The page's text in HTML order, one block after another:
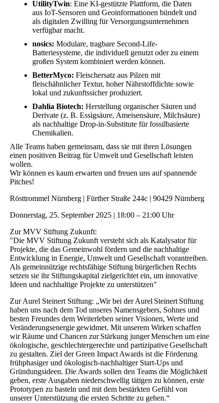
UtilityTwin: Eine KI-gestützte Plattform, die Daten
aus IoT-Sensoren und Geoinformationen bündelt und
als digitalen Zwilling für Versorgungsunternehmen
verfügbar macht.
nosics: Modulare, tragbare Second-Life-
Batteriesysteme, die individuell genutzt oder zu einem
großen System kombiniert werden können.
BetterMyco: Fleischersatz aus Pilzen mit
fleischähnlicher Textur, hoher Nährstoffdichte sowie
lokal und zukunftssicher produziert.
Dahlia Biotech: Herstellung organischer Säuren und
Derivate (z. B. Essigsäure, Ameisensäure, Milchsäure)
als nachhaltige Drop-in-Substitute für fossilbasierte
Chemikalien.
Alle Teams haben gemeinsam, dass sie mit ihren Lösungen
einen positiven Beitrag für Umwelt und Gesellschaft leisten
wollen.
Wir können es kaum erwarten und freuen uns auf spannende
Pitches!
Rösttrommel Nürnberg | Fürther Straße 244c | 90429 Nürnberg
Donnerstag, 25. September 2025 | 18:00 – 21:00 Uhr
Zur MVV Stiftung Zukunft:
"Die MVV Stiftung Zukunft versteht sich als Katalysator für
Projekte, die das Gemeinwohl fördern und die nachhaltige
Entwicklung in Energie, Umwelt und Gesellschaft vorantreiben.
Als gemeinnützige rechtsfähige Stiftung bürgerlichen Rechts
setzen sie ihr Stiftungskapital zielgerichtet ein, um innovative
Ideen und nachhaltige Projekte zu unterstützen"
Zur Aurel Steinert Stiftung: „Wir bei der Aurel Steinert Stiftung
haben uns nach dem Tod unseres Namensgebers, Sohnes und
besten Freundes dem Weiterleben seiner Visionen, Werte und
Veränderungsenergie gewidmet. Mit unserem Wirken schaffen
wir Räume und Chancen zur Stärkung junger Menschen um eine
ökologische, geschlechtergerechte und partizipative Gesellschaft
zu gestalten. Ziel der Green Impact Awards ist die Förderung
frühphasiger und ökologisch-nachhaltiger Start-Ups und
Gründungsideen. Die Awards sollen den Teams die Möglichkeit
geben, erste Ausgaben niederschwellig tätigen zu können, erste
Prototypen zu basteln und mit dem bestärkten Gefühl von
unserer Unterstützung die ersten Schritte zu gehen.“